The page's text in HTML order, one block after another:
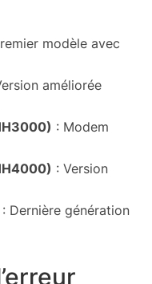
modèle avec
améliorée
: Modem
: Version
: Dernière génération